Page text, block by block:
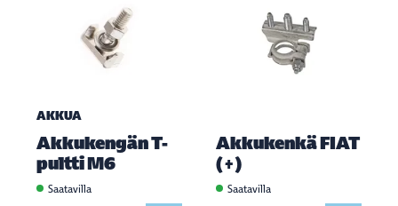
AKKUA
Akkukengän T-
pultti M6
Saatavilla
Akkukenkä FIAT
(+)
Saatavilla